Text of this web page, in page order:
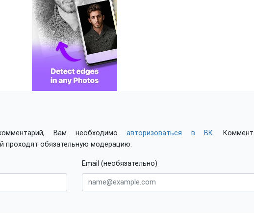
Вам необходимоавторизоваться в ВК.
проходят обязательную модерацию.
Email (необязательно)